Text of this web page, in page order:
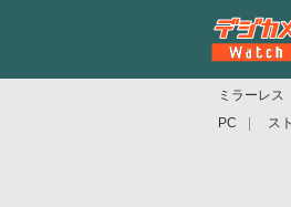
ミラーレス
PC
ス